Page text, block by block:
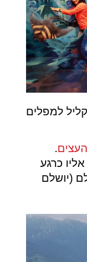
למפלים
.
כרגע
(יושלם